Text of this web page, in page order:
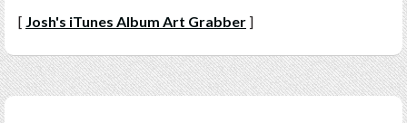
[ Josh's iTunes Album Art Grabber ]